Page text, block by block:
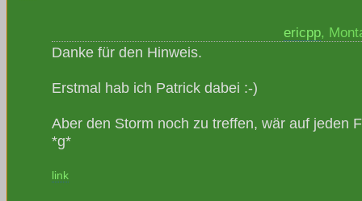
ericpp,
Danke für den Hinweis.
Erstmal hab ich Patrick dabei :-)
Aber den Storm noch zu treffen, wär auf jeden
*g*
link